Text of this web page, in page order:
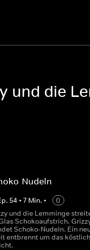
und die
Nudeln
54 •7 Min. •
0
und die Lemminge
Schokoaufstrich.
Schoko-Nudeln. Ein
entbrennt um das